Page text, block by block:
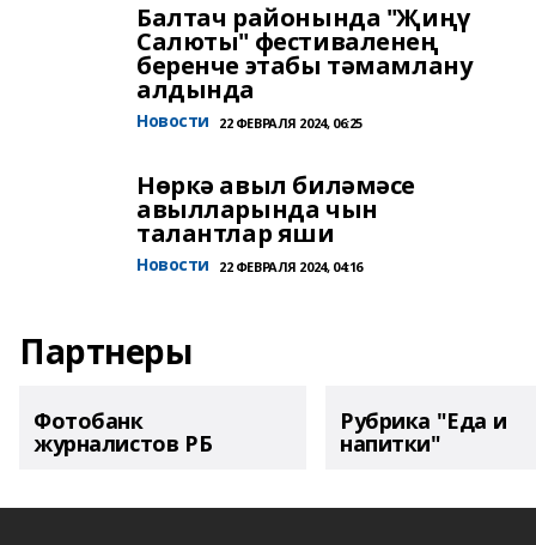
Балтач районында "Җиңү
Салюты" фестиваленең
беренче этабы тәмамлану
алдында
Новости 22 ФЕВРАЛЯ 2024, 06:25
Нөркә авыл биләмәсе
авылларында чын
талантлар яши
Новости 22 ФЕВРАЛЯ 2024, 04:16
Партнеры
Фотобанк
журналистов РБ
Рубрика "Еда и
напитки"